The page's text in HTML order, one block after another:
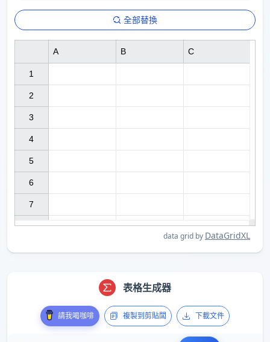
全部替換
data grid by DataGridXL
1
2
3
4
5
6
7
A B C
表格生成器
請我喝咖啡 複製到剪貼闆 下載文件